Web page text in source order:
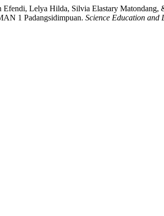
Lelya Hilda, Silvia Elastary Matondang,
1 Padangsidimpuan. Science Education and